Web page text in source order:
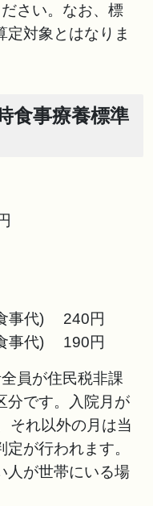
さい。なお、標
定対象とはなりま
食事療養標準
事代) 240円
事代) 190円
員が住民税非課
分です。入院月が
それ以外の月は当
が行われます。
人が世帯にいる場